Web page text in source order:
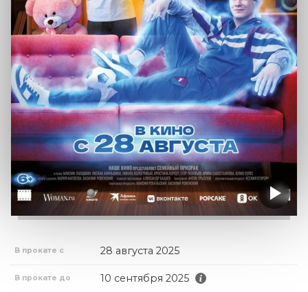
В прокате с 28 августа 2025
В прокате до 10 сентября 2025